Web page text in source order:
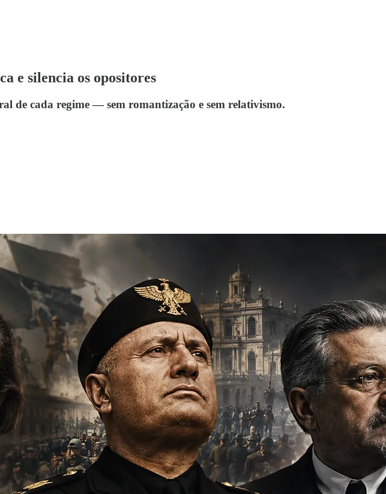
e silencia os opositores
de cada regime — sem romantização e sem relativismo.